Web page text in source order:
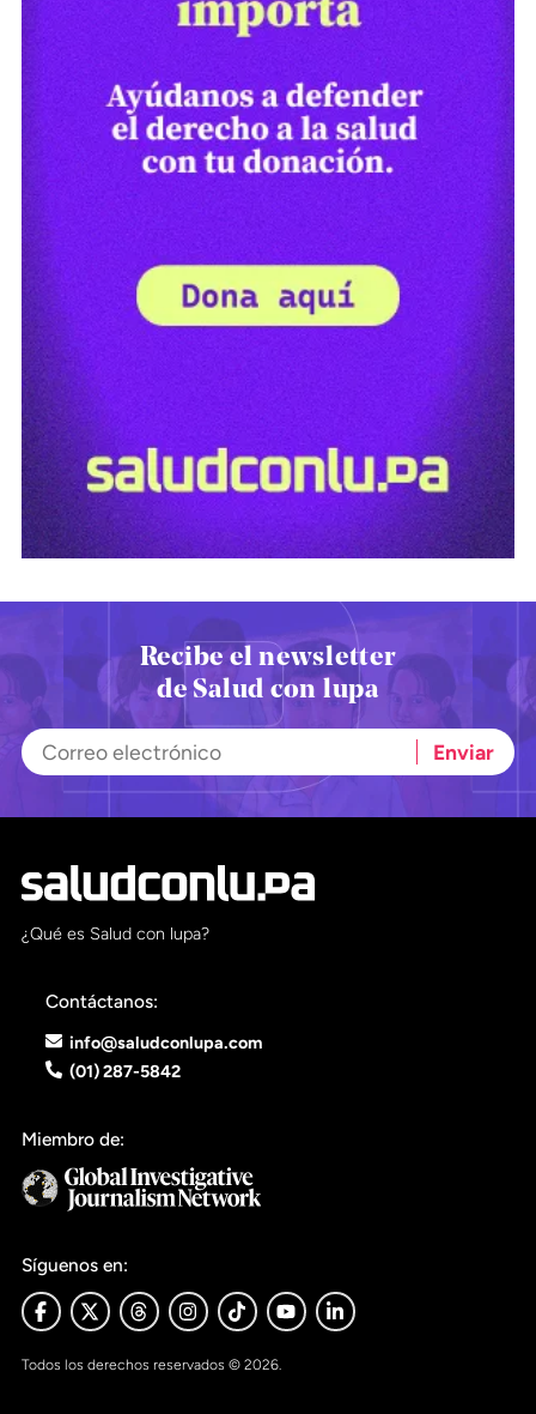
Recibe el newsletter
de Salud con lupa
¿Qué es Salud con lupa?
Contáctanos:
info@saludconlupa.com
(01) 287-5842
Miembro de:
Síguenos en:
Todos los derechos reservados © 2026.